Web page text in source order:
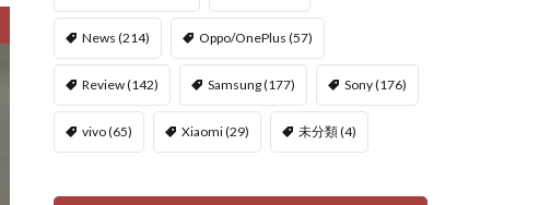
News (214) Oppo/OnePlus (57)
Review(142) Samsung(177) Sony(176)
vivo(65) Xiaomi(29) 未分類(4)